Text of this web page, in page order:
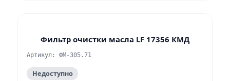
Фильтр очистки масла LF 17356 КМД
Артикул: ФМ-305.71
Недоступно